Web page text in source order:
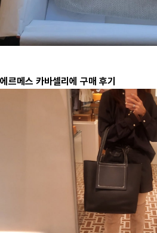
에르메스 카바셀리에 구매 후기